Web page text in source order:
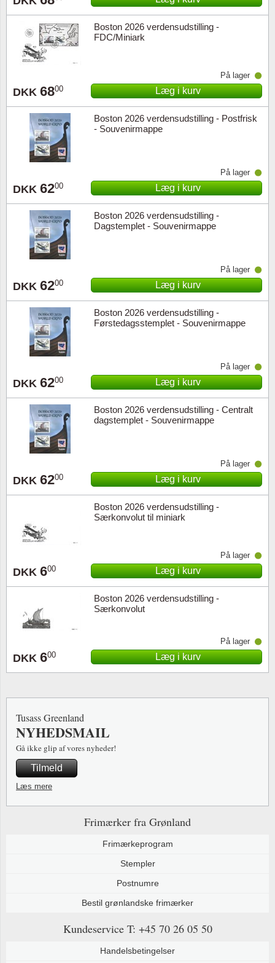
Boston 2026 verdensudstilling -
FDC/Miniark
DKK 6800
På lager
Læg i kurv
Boston 2026 verdensudstilling - Postfrisk
- Souvenirmappe
DKK 6200
På lager
Læg i kurv
Boston 2026 verdensudstilling -
Dagstemplet - Souvenirmappe
DKK 6200
På lager
Læg i kurv
Boston 2026 verdensudstilling -
Førstedagsstemplet - Souvenirmappe
DKK 6200
På lager
Læg i kurv
Boston 2026 verdensudstilling - Centralt
dagstemplet - Souvenirmappe
DKK 6200
På lager
Læg i kurv
Boston 2026 verdensudstilling -
Særkonvolut til miniark
DKK 600
På lager
Læg i kurv
Boston 2026 verdensudstilling -
Særkonvolut
DKK 600
På lager
Læg i kurv
Frimærker fra Grønland
Frimærkeprogram
Stempler
Postnumre
Bestil grønlandske frimærker
Kundeservice T: +45 70 26 05 50
Handelsbetingelser
Tusass Greenland
NYHEDSMAIL
Gå ikke glip af vores nyheder!
Tilmeld
Læs mere